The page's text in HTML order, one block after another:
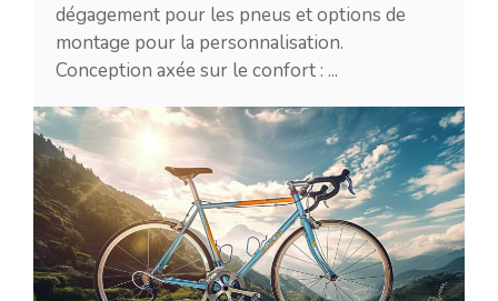
dégagement pour les pneus et options de
montage pour la personnalisation.
Conception axée sur le confort : ...